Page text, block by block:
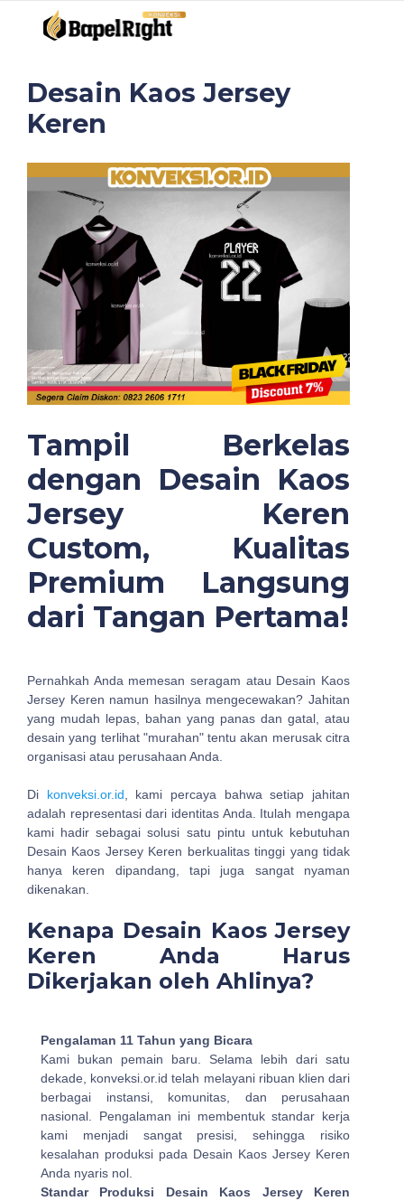
Desain Kaos Jersey
Keren
Tampil Berkelas
dengan Desain Kaos
Jersey Keren
Custom, Kualitas
Premium Langsung
dari Tangan Pertama!
Pernahkah Anda memesan seragam atau Desain Kaos
Jersey Keren namun hasilnya mengecewakan? Jahitan
yang mudah lepas, bahan yang panas dan gatal, atau
desain yang terlihat "murahan" tentu akan merusak citra
organisasi atau perusahaan Anda.
Di konveksi.or.id, kami percaya bahwa setiap jahitan
adalah representasi dari identitas Anda. Itulah mengapa
kami hadir sebagai solusi satu pintu untuk kebutuhan
Desain Kaos Jersey Keren berkualitas tinggi yang tidak
hanya keren dipandang, tapi juga sangat nyaman
dikenakan.
Kenapa Desain Kaos Jersey
Keren Anda Harus
Dikerjakan oleh Ahlinya?
Pengalaman 11 Tahun yang Bicara
Kami bukan pemain baru. Selama lebih dari satu
dekade, konveksi.or.id telah melayani ribuan klien dari
berbagai instansi, komunitas, dan perusahaan
nasional. Pengalaman ini membentuk standar kerja
kami menjadi sangat presisi, sehingga risiko
kesalahan produksi pada Desain Kaos Jersey Keren
Anda nyaris nol.
Standar Produksi Desain Kaos Jersey Keren